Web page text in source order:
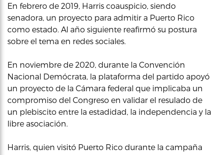
En febrero de 2019, Harris coauspicio, siendo
senadora, un proyecto para admitir a Puerto Rico
como estado. Al año siguiente reafirmó su postura
sobre el tema en redes sociales.
En noviembre de 2020, durante la Convención
Nacional Demócrata, la plataforma del partido apoyó
un proyecto de la Cámara federal que implicaba un
compromiso del Congreso en validar el resulado de
un plebiscito entre la estadidad, la independencia y la
libre asociación.
Harris, quien visitó Puerto Rico durante la campaña